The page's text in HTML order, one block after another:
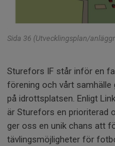
Sida 36 (Utvecklingsplan/
Sturefors IF står inför en
förening och vårt samhälle
på idrottsplatsen. Enligt
är Sturefors en prioriterad
ger oss en unik chans att
tävlingsmöjligheter för